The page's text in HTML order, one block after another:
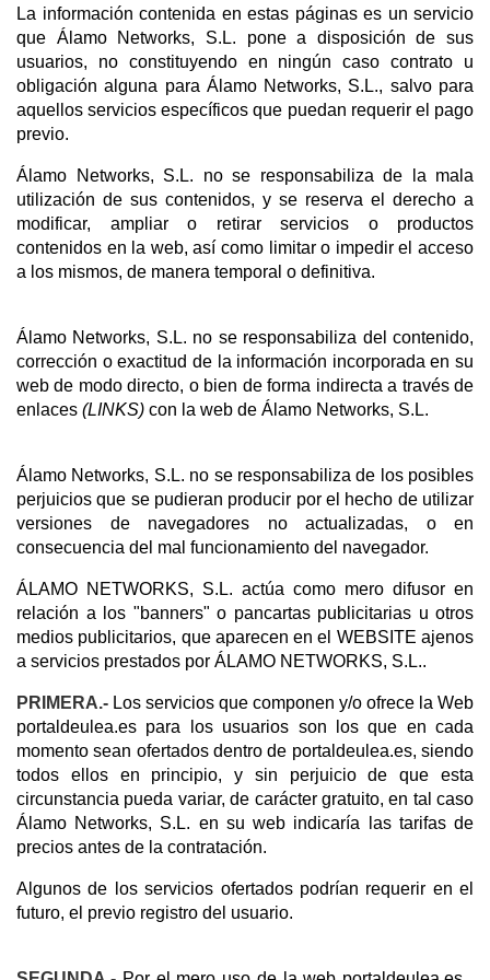
La información contenida en estas páginas es un servicio
que Álamo Networks, S.L. pone a disposición de sus
usuarios, no constituyendo en ningún caso contrato u
obligación alguna para Álamo Networks, S.L., salvo para
aquellos servicios específicos que puedan requerir el pago
previo.
Álamo Networks, S.L. no se responsabiliza de la mala
utilización de sus contenidos, y se reserva el derecho a
modificar, ampliar o retirar servicios o productos
contenidos en la web, así como limitar o impedir el acceso
a los mismos, de manera temporal o definitiva.
Álamo Networks, S.L. no se responsabiliza del contenido,
corrección o exactitud de la información incorporada en su
web de modo directo, o bien de forma indirecta a través de
enlaces (LINKS) con la web de Álamo Networks, S.L.
Álamo Networks, S.L. no se responsabiliza de los posibles
perjuicios que se pudieran producir por el hecho de utilizar
versiones de navegadores no actualizadas, o en
consecuencia del mal funcionamiento del navegador.
ÁLAMO NETWORKS, S.L. actúa como mero difusor en
relación a los "banners" o pancartas publicitarias u otros
medios publicitarios, que aparecen en el WEBSITE ajenos
a servicios prestados por ÁLAMO NETWORKS, S.L..
PRIMERA.- Los servicios que componen y/o ofrece la Web
portaldeulea.es para los usuarios son los que en cada
momento sean ofertados dentro de portaldeulea.es, siendo
todos ellos en principio, y sin perjuicio de que esta
circunstancia pueda variar, de carácter gratuito, en tal caso
Álamo Networks, S.L. en su web indicaría las tarifas de
precios antes de la contratación.
Algunos de los servicios ofertados podrían requerir en el
futuro, el previo registro del usuario.